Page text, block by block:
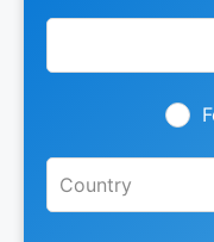
Leave